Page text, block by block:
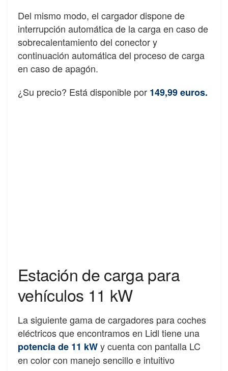
Del mismo modo, el cargador dispone de
interrupción automática de la carga en caso de
sobrecalentamiento del conector y
continuación automática del proceso de carga
en caso de apagón.
¿Su precio? Está disponible por 149,99 euros.
Estación de carga para
vehículos 11 kW
La siguiente gama de cargadores para coches
eléctricos que encontramos en Lidl tiene una
potencia de 11 kWy cuenta con pantalla LC
en color con manejo sencillo e intuitivo